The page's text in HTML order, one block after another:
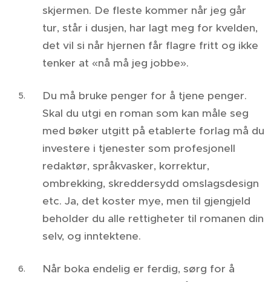
skjermen. De fleste kommer når jeg går
tur, står i dusjen, har lagt meg for kvelden,
det vil si når hjernen får flagre fritt og ikke
tenker at «nå må jeg jobbe».
Du må bruke penger for å tjene penger.
Skal du utgi en roman som kan måle seg
med bøker utgitt på etablerte forlag må du
investere i tjenester som profesjonell
redaktør, språkvasker, korrektur,
ombrekking, skreddersydd omslagsdesign
etc. Ja, det koster mye, men til gjengjeld
beholder du alle rettigheter til romanen din
selv, og inntektene.
Når boka endelig er ferdig, sørg for å